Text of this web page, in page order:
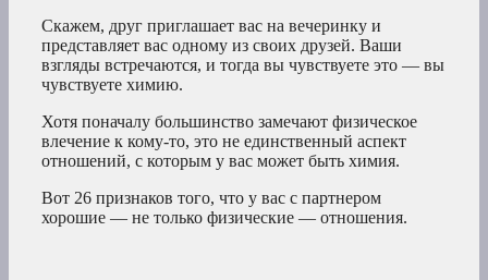
Скажем, друг приглашает вас на вечеринку и
представляет вас одному из своих друзей. Ваши
взгляды встречаются, и тогда вы чувствуете это — вы
чувствуете химию.
Хотя поначалу большинство замечают физическое
влечение к кому-то, это не единственный аспект
отношений, с которым у вас может быть химия.
Вот 26 признаков того, что у вас с партнером
хорошие — не только физические — отношения.